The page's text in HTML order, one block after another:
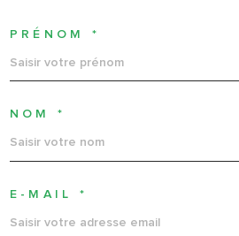
PRÉNOM *
NOM *
E-MAIL *